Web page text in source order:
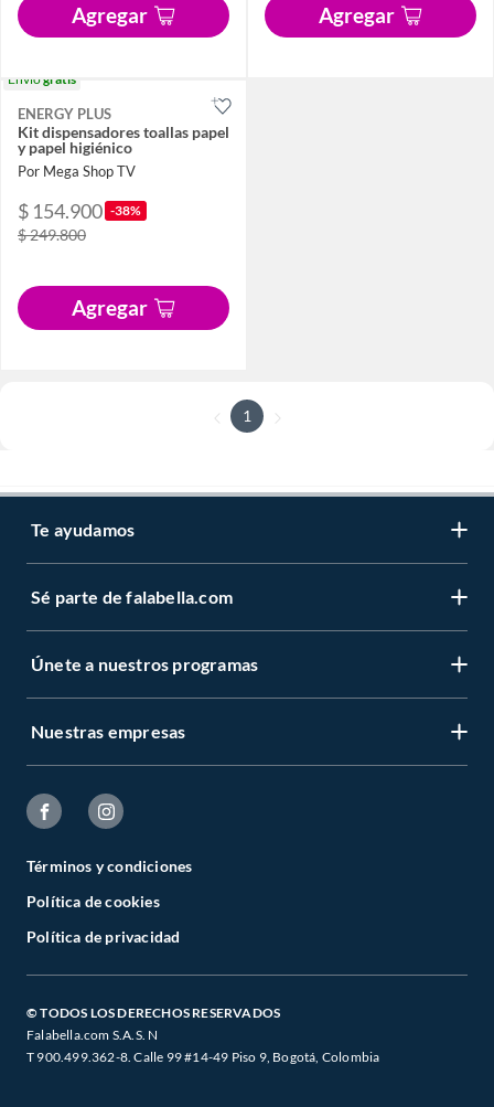
Agregar Agregar
Envíogratis
ENERGY PLUS
Kit dispensadores toallas papel
y papel higiénico
Por Mega Shop TV
$ 154.900 -38%
$ 249.800
Agregar
1
Te ayudamos
Sé parte de falabella.com
Únete a nuestros programas
Nuestras empresas
Términos y condiciones
Política de cookies
Política de privacidad
© TODOS LOS DERECHOS RESERVADOS
Falabella.com S.A.S. N
T 900.499.362-8. Calle 99 #14-49 Piso 9, Bogotá, Colombia